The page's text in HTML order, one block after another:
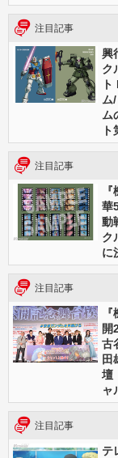
注目記事
興
ク
ム
ム
注目記事
華
動
ク
に
注目記事
開
古
田
壇
ャ
注目記事
テ